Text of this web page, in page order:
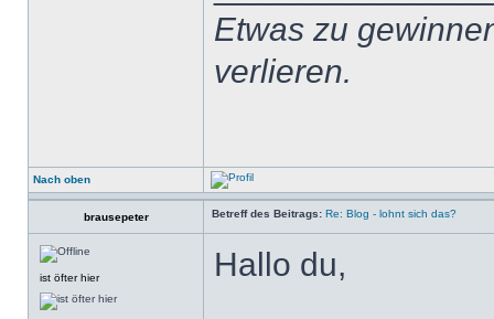
Etwas zu
verlieren.
Nach oben
brausepeter Betreff des Beitrags: Re: Blog - lohnt sich das?
ist öfter hier Hallo du,